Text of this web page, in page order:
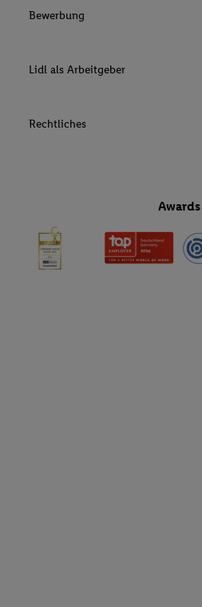
Bewerbung
Lidl als Arbeitgeber
Rechtliches
Awards